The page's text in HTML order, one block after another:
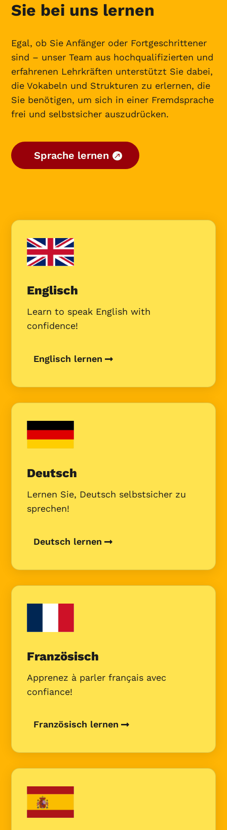
Sie bei uns lernen
Egal, ob Sie Anfänger oder Fortgeschrittener
sind – unser Team aus hochqualifizierten und
erfahrenen Lehrkräften unterstützt Sie dabei,
die Vokabeln und Strukturen zu erlernen, die
Sie benötigen, um sich in einer Fremdsprache
frei und selbstsicher auszudrücken.
Sprache lernen
Englisch
Learn to speak English with
confidence!
Englisch lernen
Deutsch
Lernen Sie, Deutsch selbstsicher zu
sprechen!
Deutsch lernen
Französisch
Apprenez à parler français avec
confiance!
Französisch lernen